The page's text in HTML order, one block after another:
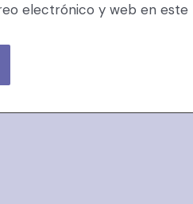
electrónico y web en